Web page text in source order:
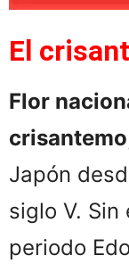
El
Flor
crisantemo
Japón
siglo V.
periodo